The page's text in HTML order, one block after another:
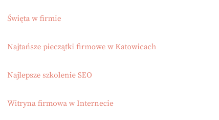
Święta w firmie
Najtańsze pieczątki firmowe w Katowicach
Najlepsze szkolenie SEO
Witryna firmowa w Internecie